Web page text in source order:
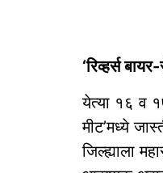
‘रिव्हर्स
येत्या १६ व
मीट’मध्ये
जिल्ह्याला